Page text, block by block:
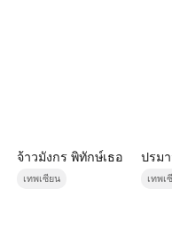
จ้าวมังกร พิทักษ์เธอ
เทพเซียน
ปรม
เทพเ